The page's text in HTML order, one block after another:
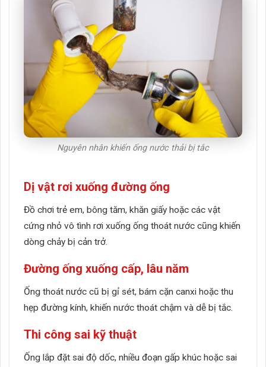
Nguyên nhân khiến ống nước thải bị tắc
Dị vật rơi xuống đường ống
Đồ chơi trẻ em, bông tăm, khăn giấy hoặc các vật
cứng nhỏ vô tình rơi xuống ống thoát nước cũng khiến
dòng chảy bị cản trở.
Đường ống xuống cấp, lâu năm
Ống thoát nước cũ bị gỉ sét, bám cặn canxi hoặc thu
hẹp đường kính, khiến nước thoát chậm và dễ bị tắc.
Thi công sai kỹ thuật
Ống lắp đặt sai độ dốc, nhiều đoạn gấp khúc hoặc sai